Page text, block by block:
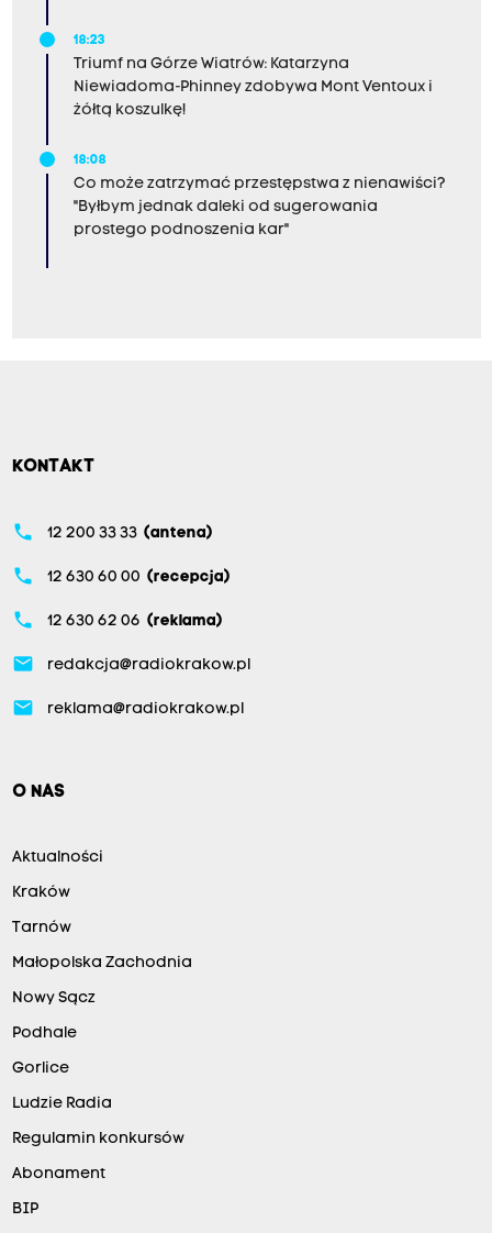
18:23
Triumf na Górze Wiatrów: Katarzyna
Niewiadoma-Phinney zdobywa Mont Ventoux i
żółtą koszulkę!
18:08
Co może zatrzymać przestępstwa z nienawiści?
"Byłbym jednak daleki od sugerowania
prostego podnoszenia kar"
KONTAKT
phone 12 200 33 33 (antena)
phone 12 630 60 00 (recepcja)
phone 12 630 62 06 (reklama)
email redakcja@radiokrakow.pl
email reklama@radiokrakow.pl
O NAS
Aktualności
Kraków
Tarnów
Małopolska Zachodnia
Nowy Sącz
Podhale
Gorlice
Ludzie Radia
Regulamin konkursów
Abonament
BIP